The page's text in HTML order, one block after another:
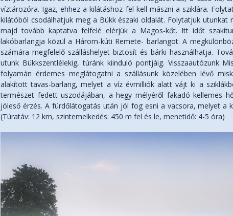
víztározóra. Igaz, ehhez a kilátáshoz fel kell mászni a sziklára.
kilátóból csodálhatjuk meg a Bükk északi oldalát. Folytatjuk
majd tovább kaptatva felfelé elérjük a Magos-kőt. Itt időt
lakóbarlangja közül a Három-kúti Remete- barlangot. A
számára megfelelő szálláshelyet biztosít és bárki használhatja.
utunk Bükkszentlélekig, túránk kiinduló pontjáig. Visszaautózunk
folyamán érdemes meglátogatni a szállásunk közelében lévő
alakított tavas-barlang, melyet a víz évmilliók alatt vájt ki a
természet fedett uszodájában, a hegy mélyéről fakadó kellemes
jóleső érzés. A fürdőlátogatás után jól fog esni a vacsora, melyet a
(Túratáv: 12 km, szintemelkedés: 450 m fel és le, menetidő: 4-5 óra)